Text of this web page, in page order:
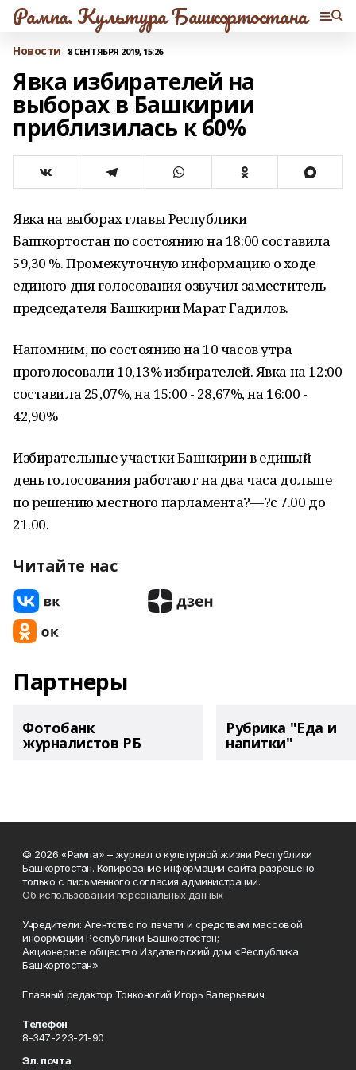
Рампа. Культура Башкортостана
Новости 8 СЕНТЯБРЯ 2019, 15:26
Явка избирателей на
выборах в Башкирии
приблизилась к 60%
Явка на выборах главы Республики
Башкортостан по состоянию на 18:00 составила
59,30 %. Промежуточную информацию о ходе
единого дня голосования озвучил заместитель
председателя Башкирии Марат Гадилов.
Напомним, по состоянию на 10 часов утра
проголосовали 10,13% избирателей. Явка на 12:00
составила 25,07%, на 15:00 - 28,67%, на 16:00 -
42,90%
Избирательные участки Башкирии в единый
день голосования работают на два часа дольше
по решению местного парламента?—?с 7.00 до
21.00.
Читайте нас
Партнеры
Фотобанк
журналистов РБ
Рубрика "Еда и
напитки"
© 2026 «Рампа» – журнал о культурной жизни Республики
Башкортостан. Копирование информации сайта разрешено
только с письменного согласия администрации.
Об использовании персональных данных
Учредители: Агентство по печати и средствам массовой
информации Республики Башкортостан;
Акционерное общество Издательский дом «Республика
Башкортостан»
Главный редактор Тонконогий Игорь Валерьевич
Телефон
8-347-223-21-90
Эл. почта